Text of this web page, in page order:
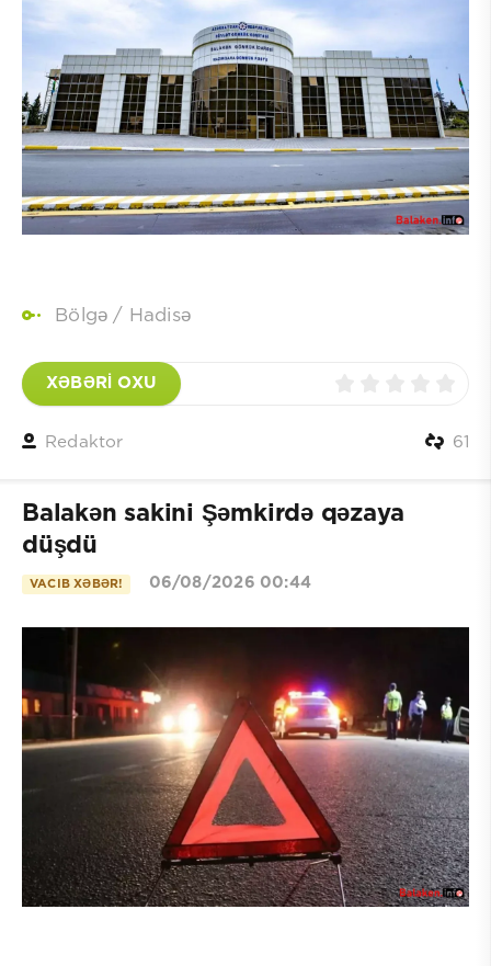
Bölgə / Hadisə
XƏBƏRİ OXU
Redaktor 61
Balakən sakini Şəmkirdə qəzaya
düşdü
VACIB XƏBƏR! 06/08/2026 00:44